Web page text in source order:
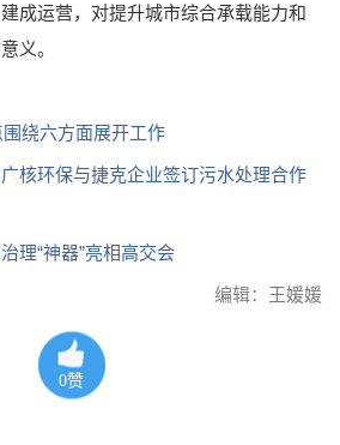
成运营，对提升城市综合承载能力和
义。
绕六方面展开工作
核环保与捷克企业签订污水处理合作
理“神器”亮相高交会
编辑：王媛媛
0赞